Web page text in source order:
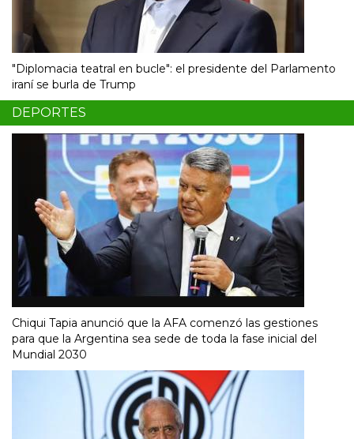
"Diplomacia teatral en bucle": el presidente del Parlamento
iraní se burla de Trump
DEPORTES
Chiqui Tapia anunció que la AFA comenzó las gestiones
para que la Argentina sea sede de toda la fase inicial del
Mundial 2030